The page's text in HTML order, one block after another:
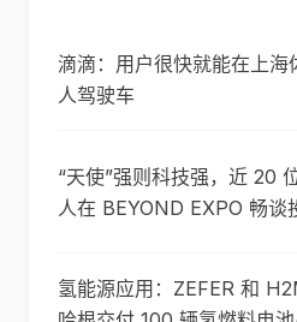
滴滴：用户很快就能在上海
人驾驶车
“天使”强则科技强，近 20
人在 BEYOND EXPO 畅谈
氢能源应用：ZEFER 和